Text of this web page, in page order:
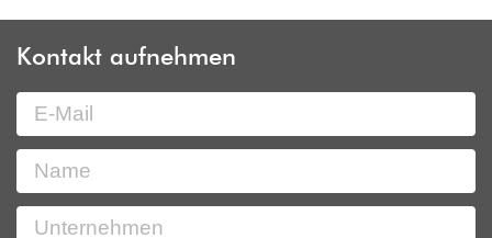
Kontakt aufnehmen